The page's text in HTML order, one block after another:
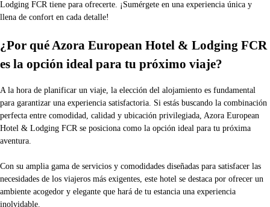
Lodging FCR tiene para ofrecerte. ¡Sumérgete en una experiencia única y
llena de confort en cada detalle!
¿Por qué Azora European Hotel & Lodging FCR
es la opción ideal para tu próximo viaje?
A la hora de planificar un viaje, la elección del alojamiento es fundamental
para garantizar una experiencia satisfactoria. Si estás buscando la combinación
perfecta entre comodidad, calidad y ubicación privilegiada, Azora European
Hotel & Lodging FCR se posiciona como la opción ideal para tu próxima
aventura.
Con su amplia gama de servicios y comodidades diseñadas para satisfacer las
necesidades de los viajeros más exigentes, este hotel se destaca por ofrecer un
ambiente acogedor y elegante que hará de tu estancia una experiencia
inolvidable.